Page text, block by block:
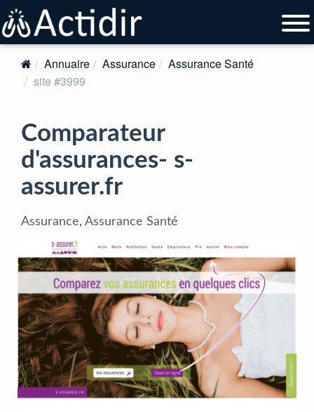
Annuaire Assurance
Assurance Santé
site #3999
Comparateur
d'assurances- s-
assurer.fr
Assurance, Assurance Santé